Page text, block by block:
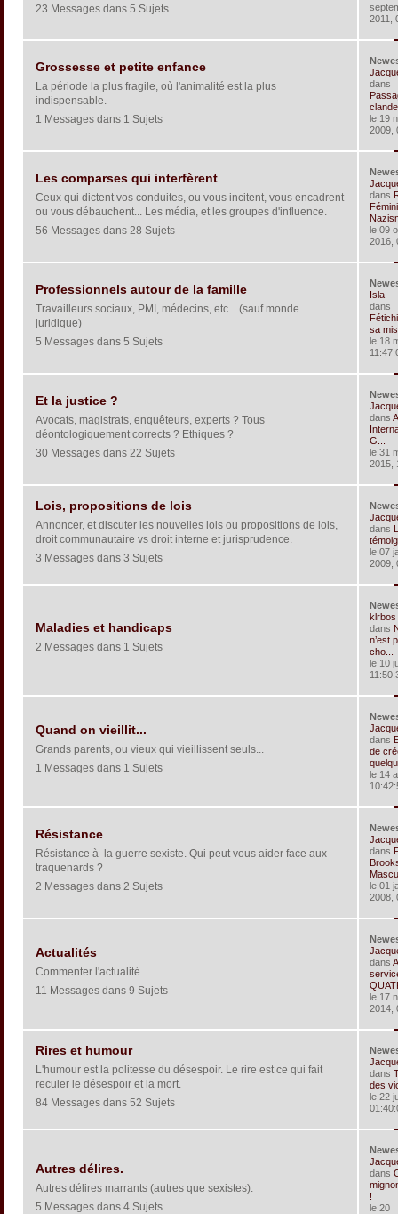
23 Messages dans 5 Sujets
2011,
Grossesse et petite enfance
La période la plus fragile, où l'animalité est la plus
indispensable.
1 Messages dans 1 Sujets
dans
le 19
2009,
Les comparses qui interfèrent
Ceux qui dictent vos conduites, ou vous incitent, vous encadrent
ou vous débauchent... Les média, et les groupes d'influence.
56 Messages dans 28 Sujets
dans
le 09
2016,
Professionnels autour de la famille
Travailleurs sociaux, PMI, médecins, etc... (sauf monde
juridique)
5 Messages dans 5 Sujets
Isla
dans
sa
le 18
Et la justice ?
Avocats, magistrats, enquêteurs, experts ? Tous
déontologiquement corrects ? Ethiques ?
30 Messages dans 22 Sujets
dans
G...
le 31
2015,
Lois, propositions de lois
Annoncer, et discuter les nouvelles lois ou propositions de lois,
droit communautaire vs droit interne et jurisprudence.
3 Messages dans 3 Sujets
dans
le 07
2009,
Maladies et handicaps
2 Messages dans 1 Sujets
klrbos
dans
n’est
cho...
le 10
Quand on vieillit...
Grands parents, ou vieux qui vieillissent seuls...
1 Messages dans 1 Sujets
dans
de
le 14
Résistance
Résistance à la guerre sexiste. Qui peut vous aider face aux
traquenards ?
2 Messages dans 2 Sujets
dans
le 01
2008,
Actualités
Commenter l'actualité.
11 Messages dans 9 Sujets
dans
le 17
2014,
Rires et humour
L'humour est la politesse du désespoir. Le rire est ce qui fait
reculer le désespoir et la mort.
84 Messages dans 52 Sujets
dans
des
le 22
Autres délires.
Autres délires marrants (autres que sexistes).
5 Messages dans 4 Sujets
dans
!
le 20